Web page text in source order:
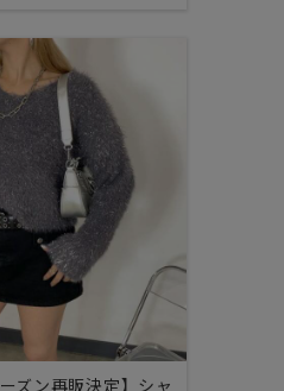
ズン再販決定】シャ